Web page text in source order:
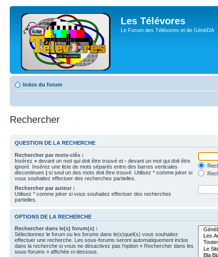
Les Télévores
Le Forum des Télévores et de GénéDA
Index du forum
Rechercher
QUESTION DE LA RECHERCHE
Rechercher par mots-clés :
Insérez + devant un mot qui doit être trouvé et - devant un mot qui doit être
ignoré. Insérez une liste de mots séparés entre des barres verticales
discontinues | si seul un des mots doit être trouvé. Utilisez * comme joker si
vous souhaitez effectuer des recherches partielles.
Rechercher par auteur :
Utilisez * comme joker si vous souhaitez effectuer des recherches
partielles.
OPTIONS DE LA RECHERCHE
Rechercher dans le(s) forum(s) :
Sélectionnez le forum ou les forums dans le(s)quel(s) vous souhaitez
effectuer une recherche. Les sous-forums seront automatiquement inclus
dans la recherche si vous ne désactivez pas l’option « Rechercher dans les
sous-forums » affichée ci-dessous.